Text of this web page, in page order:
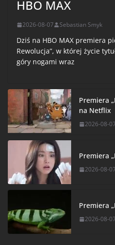
HBO MAX
2026-08-07 Sebastian Smyk
Dziś na HBO MAX premiera
Rewolucja”, w której życie
góry nogami wraz
Premiera
na Netflix
2026-08-07
Premiera
2026-08-07
Premiera
2026-08-07